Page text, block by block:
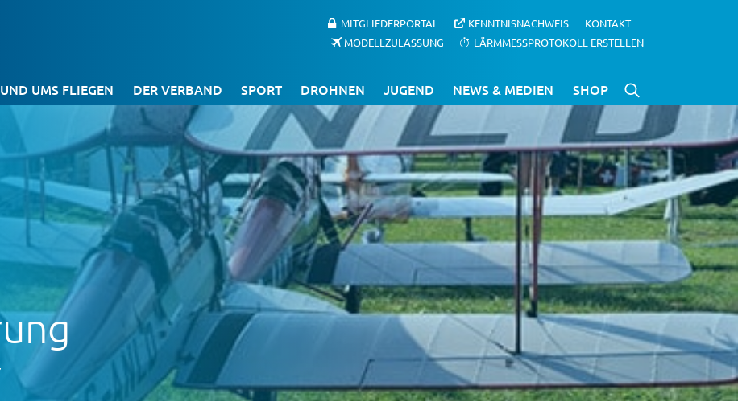
MITGLIEDERPORTAL KENNTNISNACHWEIS
KONTAKT
MODELLZULASSUNG
LÄRMMESSPROTOKOLL ERSTELLEN
UMS FLIEGEN DER VERBAND SPORT DROHNEN JUGEND NEWS & MEDIEN SHOP